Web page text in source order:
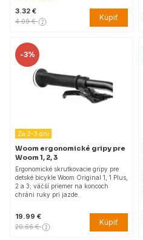
3.32 €
4.09 € Kúpiť
-3%
Za 2-3 dni
Woom ergonomické gripy pre
Woom 1, 2, 3
Ergonomické skrutkovacie gripy pre
detské bicykle Woom Original 1, 1 Plus,
2 a 3; väčší priemer na koncoch
chráni ruky pri jazde.
19.99 €
20.66 € Kúpiť